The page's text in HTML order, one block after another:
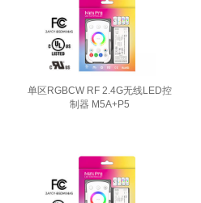
单区RGBCW RF 2.4G无线LED控
制器 M5A+P5